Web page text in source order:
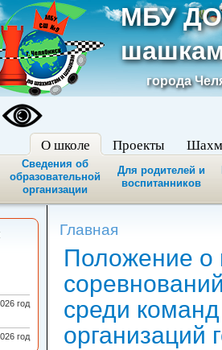
МБУ
города
О школе
Сведения об
образовательной
организации
Для родителей и
воспитанников
Проекты
год
год
Главная
Положение о
среди
организаций